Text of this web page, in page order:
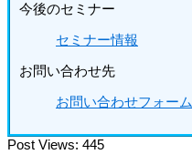
今後のセミナー
セミナー情報
お問い合わせ先
お問い合わせフォーム
Post Views: 445